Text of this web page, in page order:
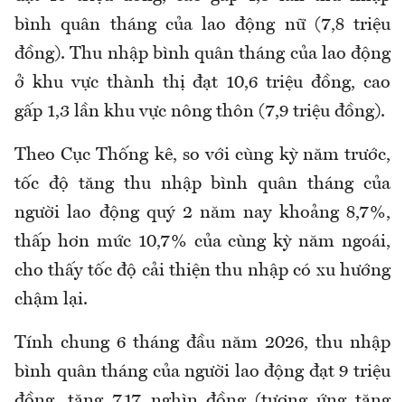
bình quân tháng của lao động nữ (7,8 triệu
đồng). Thu nhập bình quân tháng của lao động
ở khu vực thành thị đạt 10,6 triệu đồng, cao
gấp 1,3 lần khu vực nông thôn (7,9 triệu đồng).
Theo Cục Thống kê, so với cùng kỳ năm trước,
tốc độ tăng thu nhập bình quân tháng của
người lao động quý 2 năm nay khoảng8,7%,
thấp hơn mức 10,7% của cùng kỳ năm ngoái,
cho thấy tốc độ cải thiện thu nhập có xu hướng
chậm lại.
Tính chung 6 tháng đầu năm 2026, thu nhập
bình quân tháng của người lao động đạt 9 triệu